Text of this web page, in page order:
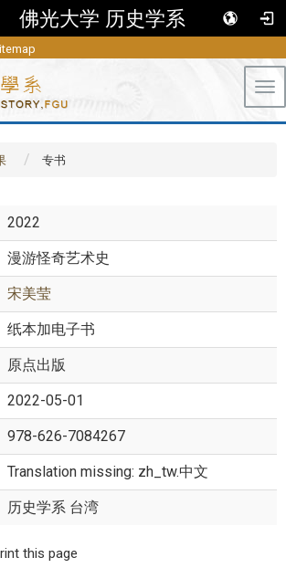
佛光大学 历史学系
专书
2022
漫游怪奇艺术史
宋美莹
纸本加电子书
原点出版
2022-05-01
978-626-7084267
Translation missing: zh_tw.中文
历史学系 台湾
this page